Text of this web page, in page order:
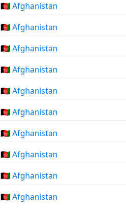
🇦🇫 Afghanistan
🇦🇫 Afghanistan
🇦🇫 Afghanistan
🇦🇫 Afghanistan
🇦🇫 Afghanistan
🇦🇫 Afghanistan
🇦🇫 Afghanistan
🇦🇫 Afghanistan
🇦🇫 Afghanistan
🇦🇫 Afghanistan